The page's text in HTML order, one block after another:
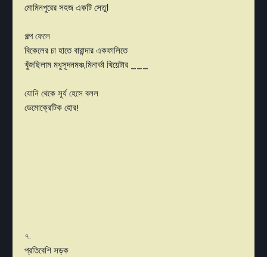
মোমিনপুরের সহজ একটি সেতু।
গল্প ফেলে
বিকেলের চা হাতে বারান্দার একফালিতে
খুঁজছিলাম মধুসূদনমঞ্চ,মিনার্ভা থিয়েটার ___
যোনি থেকে সূর্য হেসে বলল
ডেমোক্রেটিক হোর!
৭.
প্রতিবেশি সড়ক